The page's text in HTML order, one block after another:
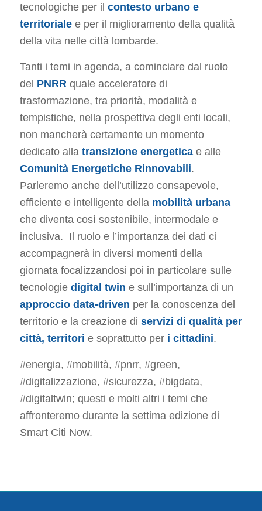
tecnologiche per il contesto urbano e
territorialee per il miglioramento della qualità
della vita nelle città lombarde.
Tanti i temi in agenda, a cominciare dal ruolo
del PNRRquale acceleratore di
trasformazione, tra priorità, modalità e
tempistiche, nella prospettiva degli enti locali,
non mancherà certamente un momento
dedicato alla transizione energeticae alle
Comunità Energetiche Rinnovabili.
Parleremo anche dell’utilizzo consapevole,
efficiente e intelligente della mobilità urbana
che diventa così sostenibile, intermodale e
inclusiva. Il ruolo e l’importanza dei dati ci
accompagnerà in diversi momenti della
giornata focalizzandosi poi in particolare sulle
tecnologie digital twin e sull’importanza di un
approccio data-driven per la conoscenza del
territorio e la creazione di servizi di qualità per
città, territori e soprattutto peri cittadini.
#energia, #mobilità, #pnrr, #green,
#digitalizzazione, #sicurezza, #bigdata,
#digitaltwin; questi e molti altri i temi che
affronteremo durante la settima edizione di
Smart Citi Now.